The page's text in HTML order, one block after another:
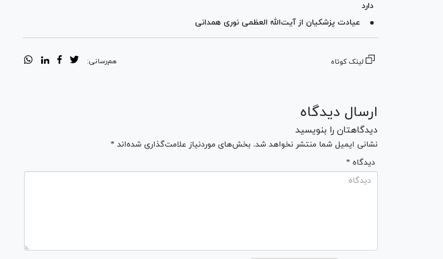
دارد
عیادت پزشکیان از آیت‌الله العظمی نوری همدانی
لینک کوتاه هم‌رسانی:
ارسال دیدگاه
دیدگاهتان را بنویسید
نشانی ایمیل شما منتشر نخواهد شد. بخش‌های موردنیاز علامت‌گذاری شده‌اند *
* دیدگاه